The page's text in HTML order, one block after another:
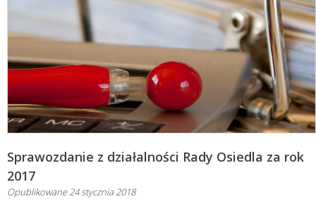
Sprawozdanie z działalności Rady Osiedla za rok
2017
Opublikowane24 stycznia 2018